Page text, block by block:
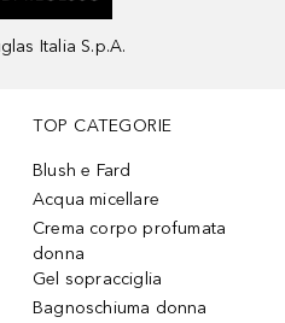
Italia S.p.A.
TOP CATEGORIE
Blush e Fard
Acqua micellare
Crema corpo profumata
donna
Gel sopracciglia
Bagnoschiuma donna